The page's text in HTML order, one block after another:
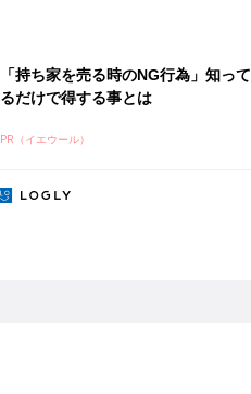
「持ち家を売る時のNG行為」知って
るだけで得する事とは
PR（イエウール）